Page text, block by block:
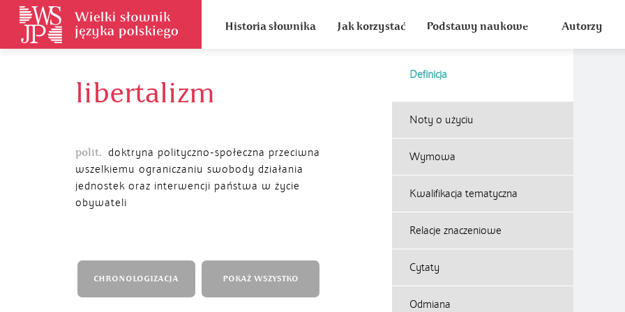
Historia słownika Jak korzystać Podstawy naukowe Autorzy
libertalizm
Definicja
polit. doktryna polityczno-społeczna przeciwna
wszelkiemu ograniczaniu swobody działania
jednostek oraz interwencji państwa w życie
obywateli
Noty o użyciu
Wymowa
Kwalifikacja tematyczna
Relacje znaczeniowe
Cytaty
Odmiana
CHRONOLOGIZACJA POKAŻ WSZYSTKO